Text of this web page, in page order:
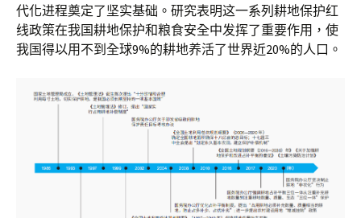
代化进程奠定了坚实基础。研究表明这一系列耕地保护红
线政策在我国耕地保护和粮食安全中发挥了重要作用，使
我国得以用不到全球9%的耕地养活了世界近20%的人口。